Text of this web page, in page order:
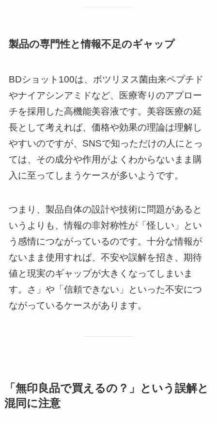
製品の専門性と情報不足のギャップ
BDショット100は、ボツリヌス菌由来ペプチド
やナイアシンアミドなど、医療寄りのアプロー
チを採用した高機能美容液です。美容医療の延
長として考えれば、価格や効果の理論は理解し
やすいのですが、SNSで知っただけの人にとっ
ては、その成分や作用がよくわからないまま購
入に至ってしまうケースが多いようです。
つまり、製品自体の設計や技術に問題があると
いうよりも、情報の非対称性が「怪しい」とい
う感情につながっているのです。十分な情報が
ないまま使用すれば、不安や誤解を招き、期待
値と現実のギャップが大きくなってしまいま
す。さ」や「信頼できない」といった不安につ
ながっているケースがあります。
「無印良品で買えるの？」という誤解と
混同に注意